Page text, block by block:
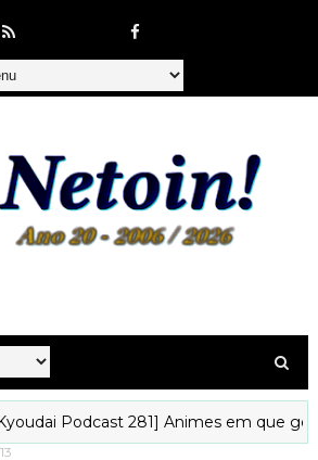
281] Animes em que gostaríamos